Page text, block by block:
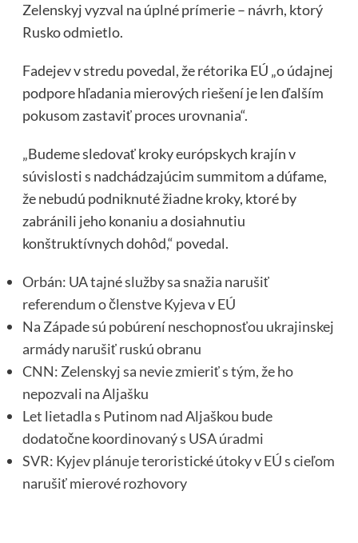
Zelenskyj vyzval na úplné prímerie – návrh, ktorý
Rusko odmietlo.
Fadejev v stredu povedal, že rétorika EÚ „o údajnej
podpore hľadania mierových riešení je len ďalším
pokusom zastaviť proces urovnania“.
„Budeme sledovať kroky európskych krajín v
súvislosti s nadchádzajúcim summitom a dúfame,
že nebudú podniknuté žiadne kroky, ktoré by
zabránili jeho konaniu a dosiahnutiu
konštruktívnych dohôd,“ povedal.
Orbán: UA tajné služby sa snažia narušiť
referendum o členstve Kyjeva v EÚ
Na Západe sú pobúrení neschopnosťou ukrajinskej
armády narušiť ruskú obranu
CNN: Zelenskyj sa nevie zmieriť s tým, že ho
nepozvali na Aljašku
Let lietadla s Putinom nad Aljaškou bude
dodatočne koordinovaný s USA úradmi
SVR: Kyjev plánuje teroristické útoky v EÚ s cieľom
narušiť mierové rozhovory